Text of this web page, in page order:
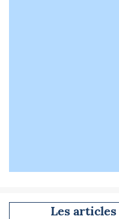
Les